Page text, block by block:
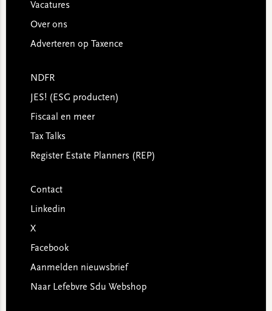
Vacatures
Over ons
Adverteren op Taxence
NDFR
JES! (ESG producten)
Fiscaal en meer
Tax Talks
Register Estate Planners (REP)
Contact
Linkedin
X
Facebook
Aanmelden nieuwsbrief
Naar Lefebvre Sdu Webshop